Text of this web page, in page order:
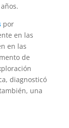
por
en las
en las
de
diagnosticó
una